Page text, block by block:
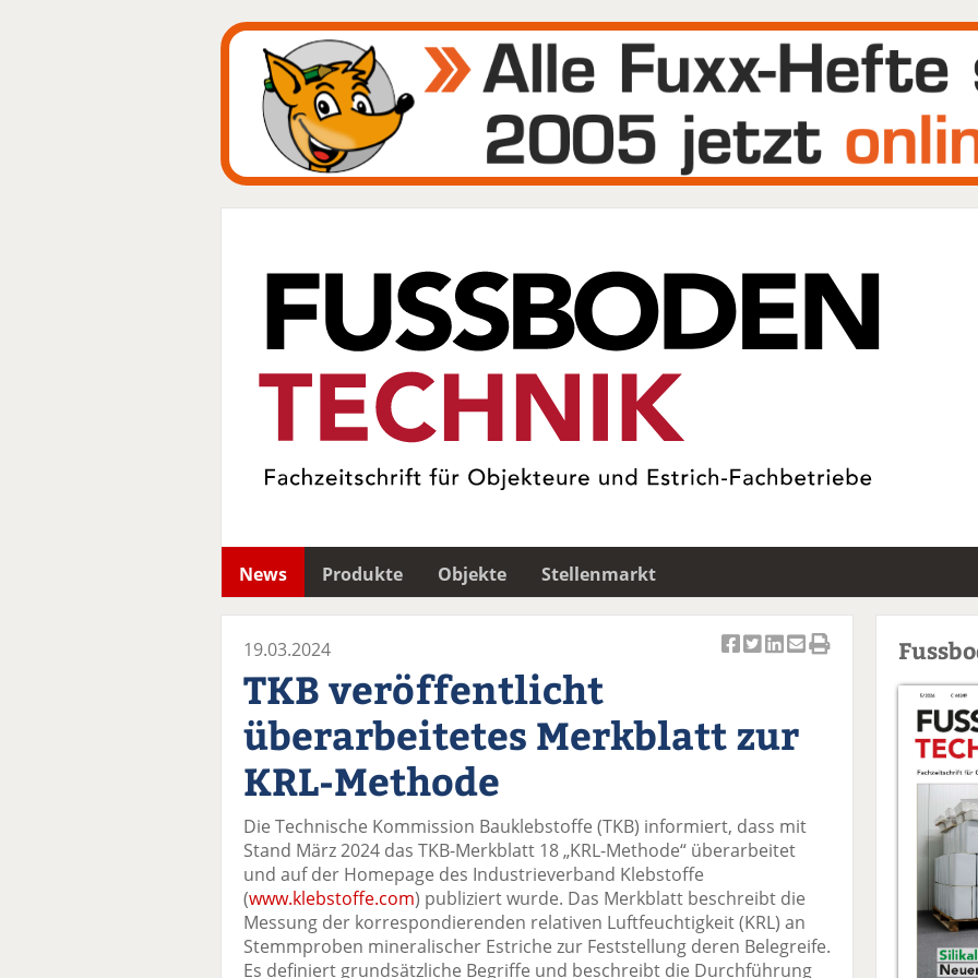
News Produkte Objekte
Stellenmarkt
el
ac
e
b
o
o
k
el
tt
er
n
el
n
k
di
n
te
el
m
ai
l
v
er
se
19.03.2024
TKB veröffentlicht
überarbeitetes Merkblatt zur
KRL-Methode
Die Technische Kommission Bauklebstoffe (TKB) informiert, dass mit
Stand März 2024 das TKB-Merkblatt 18 „KRL-Methode“ überarbeitet
und auf der Homepage des Industrieverband Klebstoffe
(www.klebstoffe.com) publiziert wurde. Das Merkblatt beschreibt die
Messung der korrespondierenden relativen Luftfeuchtigkeit (KRL) an
Stemmproben mineralischer Estriche zur Feststellung deren Belegreife.
Es definiert grundsätzliche Begriffe und beschreibt die Durchführung